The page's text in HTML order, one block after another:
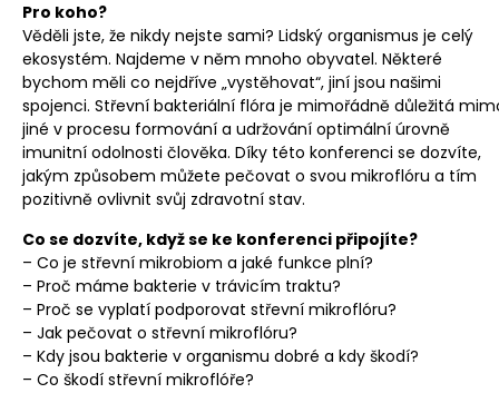
Pro koho?
Věděli jste, že nikdy nejste sami? Lidský organismus je celý
ekosystém. Najdeme v něm mnoho obyvatel. Některé
bychom měli co nejdříve „vystěhovat“, jiní jsou našimi
spojenci. Střevní bakteriální flóra je mimořádně důležitá
jiné v procesu formování a udržování optimální úrovně
imunitní odolnosti člověka. Díky této konferenci se dozvíte,
jakým způsobem můžete pečovat o svou mikroflóru a tím
pozitivně ovlivnit svůj zdravotní stav.
Co se dozvíte, když se ke konferenci připojíte?
– Co je střevní mikrobiom a jaké funkce plní?
– Proč máme bakterie v trávicím traktu?
– Proč se vyplatí podporovat střevní mikroflóru?
– Jak pečovat o střevní mikroflóru?
– Kdy jsou bakterie v organismu dobré a kdy škodí?
– Co škodí střevní mikroflóře?